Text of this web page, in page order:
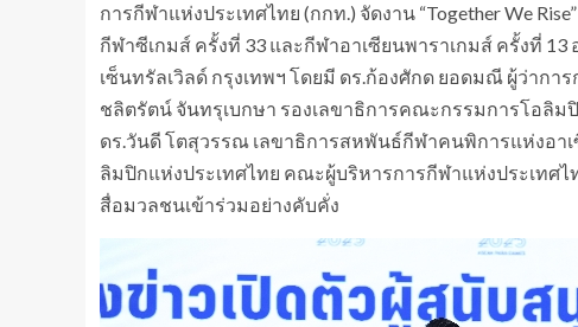
การกีฬาแห่งประเทศไทย (กกท.) จัดงาน “Together We
กีฬาซีเกมส์ ครั้งที่ 33 และกีฬาอาเซียนพาราเกมส์ ครั้งที่
เซ็นทรัลเวิลด์ กรุงเทพฯ โดยมี ดร.ก้องศักด ยอดมณี ผู้ว่าก
ชลิตรัตน์ จันทรุเบกษา รองเลขาธิการคณะกรรมการโอลิ
ดร.วันดี โตสุวรรณ เลขาธิการสหพันธ์กีฬาคนพิการแห่งอ
ลิมปิกแห่งประเทศไทย คณะผู้บริหารการกีฬาแห่งประเทศ
สื่อมวลชนเข้าร่วมอย่างคับคั่ง